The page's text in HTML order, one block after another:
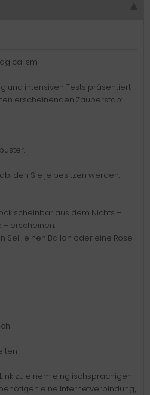
und intensiven Tests präsentiert
erscheinenden Zauberstab:
den Sie je besitzen werden.
scheinbar aus dem Nichts –
– erscheinen.
Seil, einen Ballon oder eine Rose
zu einem einglischsprachigen
eine Internetverbindung,